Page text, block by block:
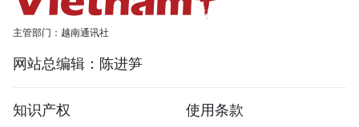
主管部门：越南通讯社
网站总编辑：陈进笋
知识产权
使用条款